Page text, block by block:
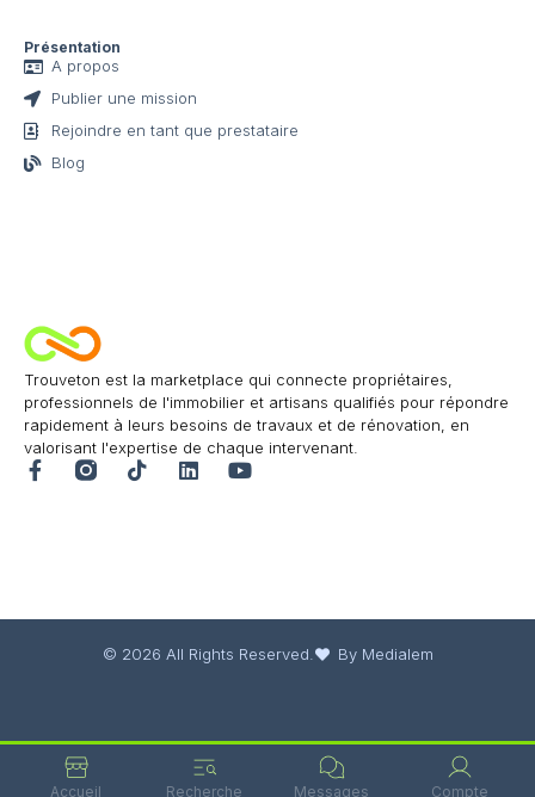
Accueil Recherche Messages Compte
Trouveton est la marketplace qui connecte propriétaires,
professionnels de l'immobilier et artisans qualifiés pour répondre
rapidement à leurs besoins de travaux et de rénovation, en
valorisant l'expertise de chaque intervenant.
Présentation
A propos
Publier une mission
Rejoindre en tant que prestataire
Blog
© 2026 All Rights Reserved. By Medialem